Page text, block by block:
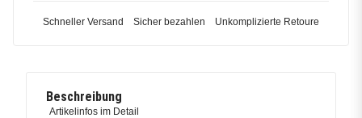
Schneller Versand Sicher bezahlen Unkomplizierte Retoure
Beschreibung
Artikelinfos im Detail